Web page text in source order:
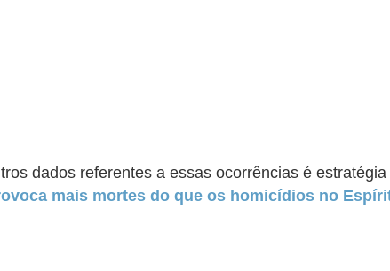
dados referentes a essas ocorrências é
mais mortes do que os homicídios no